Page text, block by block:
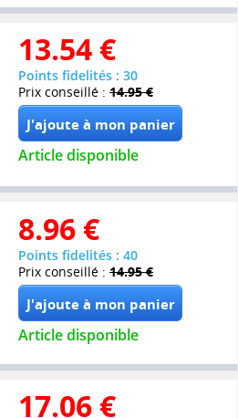
13.54 €
Points fidelités : 30
Prix conseillé : 14.95 €
Article disponible
8.96 €
Points fidelités : 40
Prix conseillé : 14.95 €
Article disponible
17.06 €